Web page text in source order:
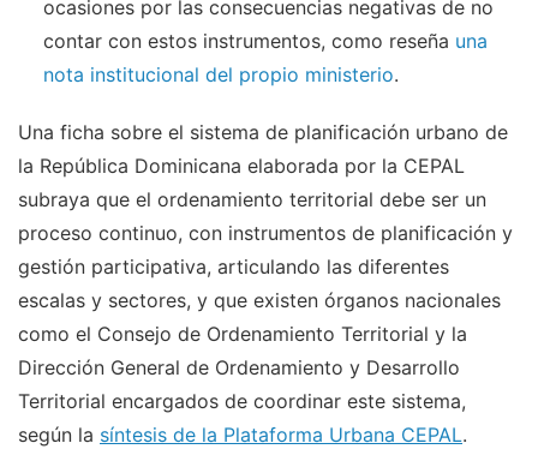
ocasiones por las consecuencias negativas de no
contar con estos instrumentos, como reseña una
nota institucional del propio ministerio.
Una ficha sobre el sistema de planificación urbano de
la República Dominicana elaborada por la CEPAL
subraya que el ordenamiento territorial debe ser un
proceso continuo, con instrumentos de planificación y
gestión participativa, articulando las diferentes
escalas y sectores, y que existen órganos nacionales
como el Consejo de Ordenamiento Territorial y la
Dirección General de Ordenamiento y Desarrollo
Territorial encargados de coordinar este sistema,
según la síntesis de la Plataforma Urbana CEPAL.